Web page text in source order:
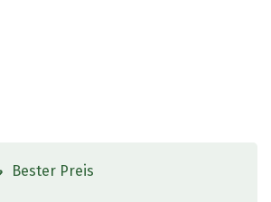
Bester Preis